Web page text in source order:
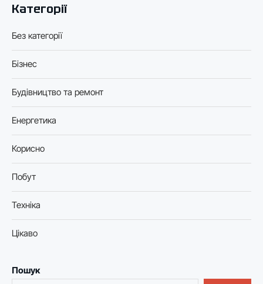
Пошук
Категорії
Без категорії
Бізнес
Будівництво та ремонт
Енергетика
Корисно
Побут
Техніка
Цікаво